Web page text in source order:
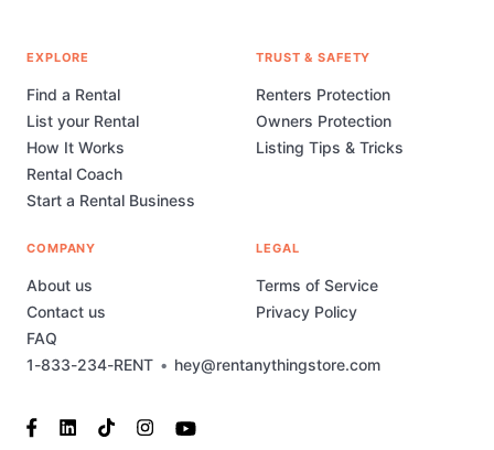
1-833-234-RENT • hey@rentanythingstore.com
EXPLORE
Find a Rental
List your Rental
How It Works
Rental Coach
Start a Rental Business
TRUST & SAFETY
Renters Protection
Owners Protection
Listing Tips & Tricks
COMPANY
About us
Contact us
FAQ
LEGAL
Terms of Service
Privacy Policy